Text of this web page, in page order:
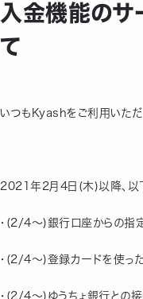
入金機能のサ
て
いつもKyashをご利用いただ
2021年2月4日(木)以降、以
・(2/4〜)銀行口座からの指
・(2/4〜)登録カードを使っ
・(2/4〜)ゆうちょ銀行との